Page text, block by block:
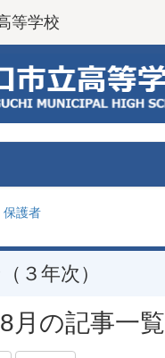
等学校
保護者
３年次）
月の記事一覧